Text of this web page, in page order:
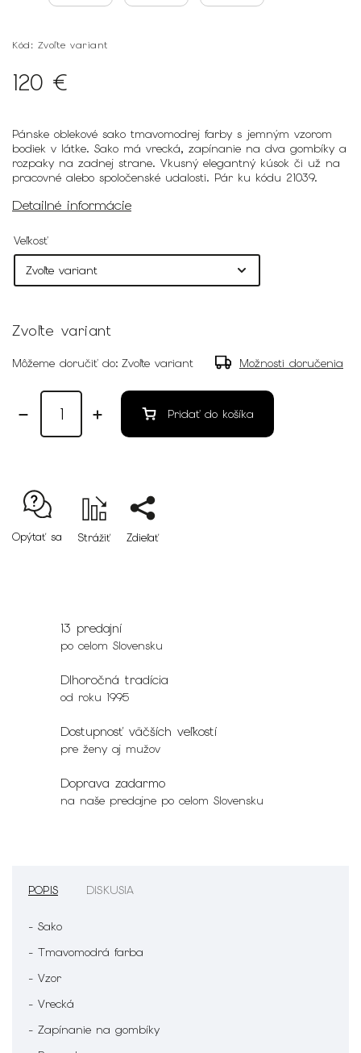
Kód: Zvoľte variant
120 €
Pánske oblekové sako tmavomodrej farby s jemným vzorom
bodiek v látke. Sako má vrecká, zapínanie na dva gombíky a
rozpaky na zadnej strane. Vkusný elegantný kúsok či už na
pracovné alebo spoločenské udalosti. Pár ku kódu 21039.
Detailné informácie
Veľkosť
Zvoľte variant
Môžeme doručiť do: Zvoľte variant Možnosti doručenia
Pridať do košíka
Opýtať sa Strážiť Zdieľať
13 predajní
po celom Slovensku
Dlhoročná tradícia
od roku 1995
Dostupnosť väčších veľkostí
pre ženy aj mužov
Doprava zadarmo
na naše predajne po celom Slovensku
POPIS DISKUSIA
- Sako
- Tmavomodrá farba
- Vzor
- Vrecká
- Zapínanie na gombíky